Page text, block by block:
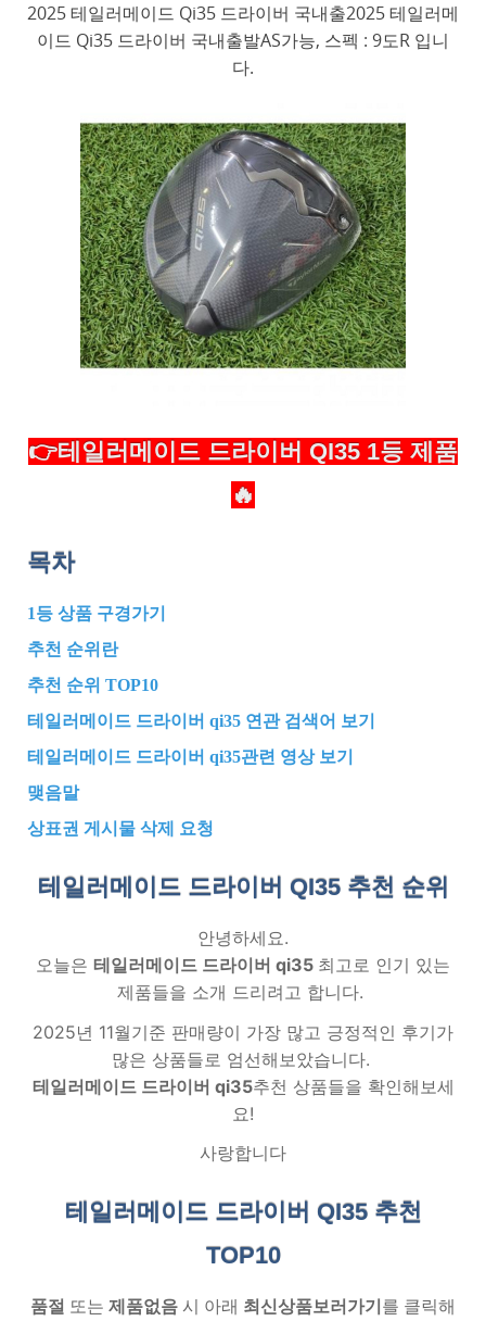
2025 테일러메이드 Qi35 드라이버 국내출2025 테일러메
이드 Qi35 드라이버 국내출발AS가능, 스펙 : 9도R 입니
다.
👉테일러메이드 드라이버 QI35 1등 제품
🔥
목차
1등 상품 구경가기
추천 순위란
추천 순위 TOP10
테일러메이드 드라이버 qi35 연관 검색어 보기
테일러메이드 드라이버 qi35관련 영상 보기
맺음말
상표권 게시물 삭제 요청
테일러메이드 드라이버 QI35 추천 순위
안녕하세요.
오늘은 테일러메이드 드라이버 qi35 최고로 인기 있는
제품들을 소개 드리려고 합니다.
2025년 11월기준 판매량이 가장 많고 긍정적인 후기가
많은 상품들로 엄선해보았습니다.
테일러메이드 드라이버 qi35추천 상품들을 확인해보세
요!
사랑합니다
테일러메이드 드라이버 QI35 추천
TOP10
품절 또는 제품없음 시 아래 최신상품보러가기 를 클릭해